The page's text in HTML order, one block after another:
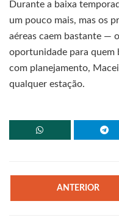
Durante a baixa
um pouco mais, mas os
aéreas caem bastante —
oportunidade para quem
com planejamento,
qualquer estação.
ANTERIOR